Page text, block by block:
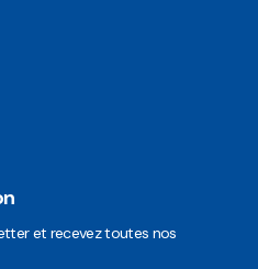
et recevez toutes nos